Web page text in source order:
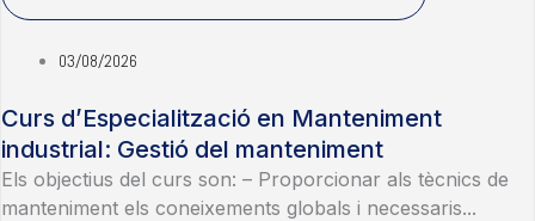
03/08/2026
Curs d’Especialització en Manteniment
industrial: Gestió del manteniment
Els objectius del curs son: – Proporcionar als tècnics de
manteniment els coneixements globals i necessaris...